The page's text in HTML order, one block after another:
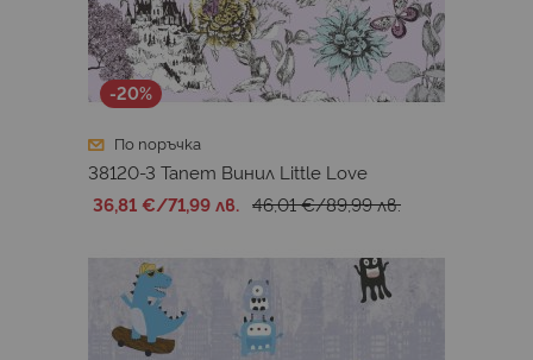
-20%
По поръчка
38120-3 Тапет Винил Little Love
36,81 €/71,99 лв. 46,01 €/89,99 лв.